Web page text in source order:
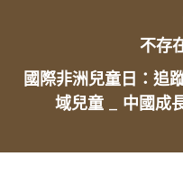
不存
國際非洲兒童日：追
域兒童 _ 中國成